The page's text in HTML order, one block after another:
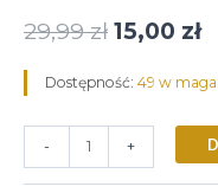
29,99zł 15,00 zł
Dostępność: 49 w
- +